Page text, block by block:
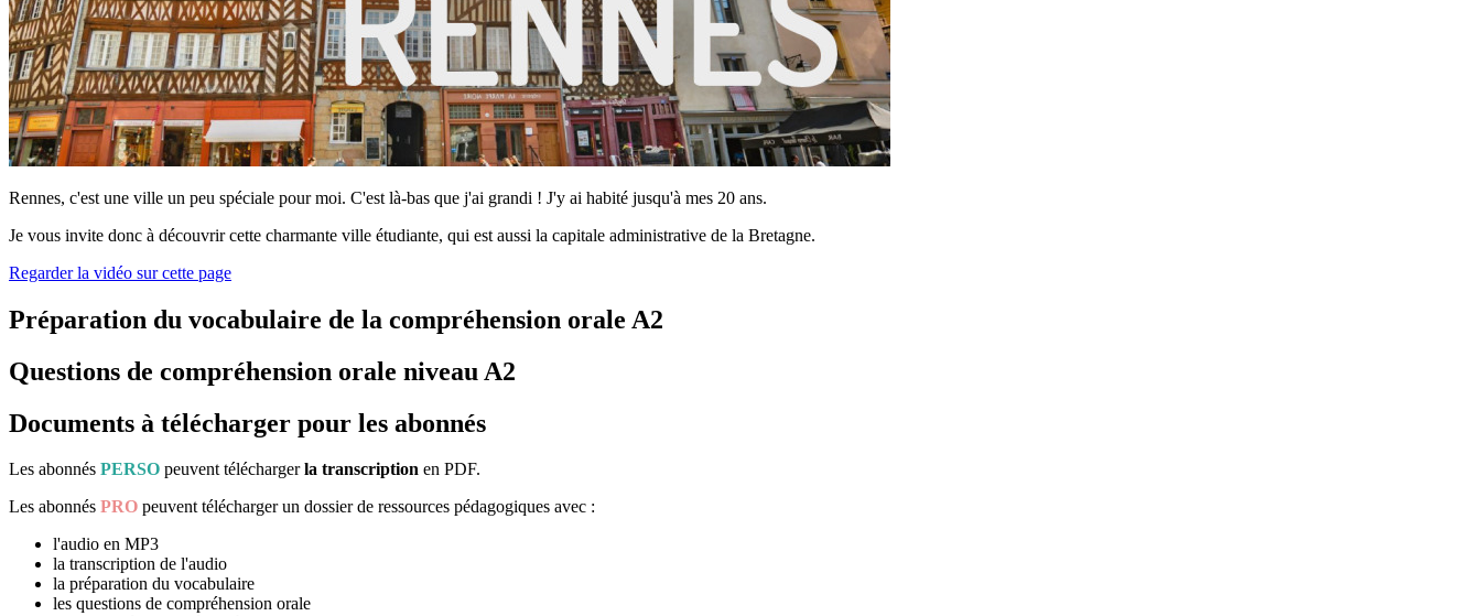
Rennes, c'est une ville un peu spéciale pour moi. C'est là-bas que j'ai grandi ! J'y ai habité jusqu'à mes 20 ans.
Je vous invite donc à découvrir cette charmante ville étudiante, qui est aussi la capitale administrative de la Bretagne.
Regarder la vidéo sur cette page
Préparation du vocabulaire de la compréhension orale A2
Questions de compréhension orale niveau A2
Documents à télécharger pour les abonnés
Les abonnés PERSO peuvent téléchargerla transcription en PDF.
Les abonnés PRO peuvent télécharger un dossier de ressources pédagogiques avec :
l'audio en MP3
la transcription de l'audio
la préparation du vocabulaire
les questions de compréhension orale